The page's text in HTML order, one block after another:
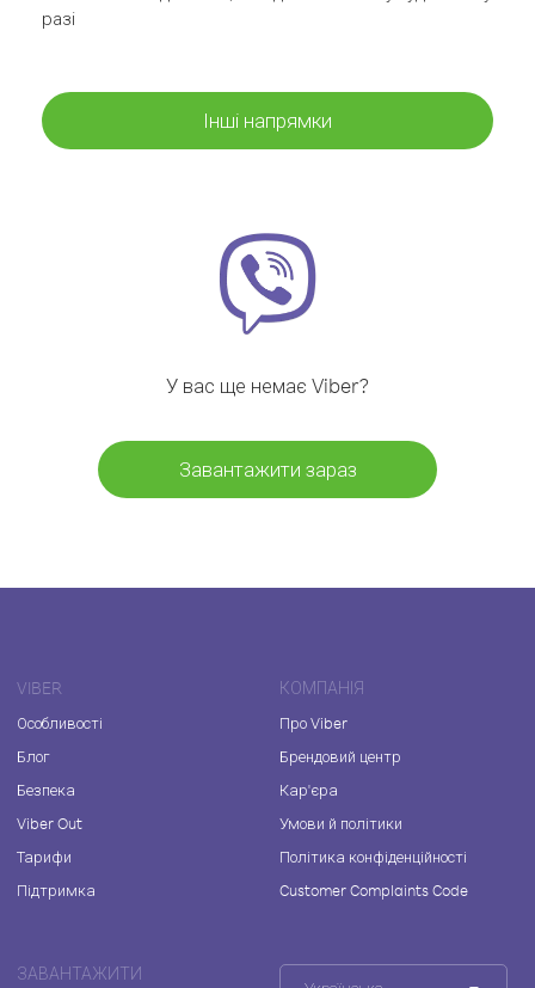
разі
Інші напрямки
У вас ще немає Viber?
Завантажити зараз
VIBER
Особливості
Блог
Безпека
Viber Out
Тарифи
Підтримка
КОМПАНІЯ
Про Viber
Брендовий центр
Кар'єра
Умови й політики
Політика конфіденційності
Customer Complaints Code
ЗАВАНТАЖИТИ